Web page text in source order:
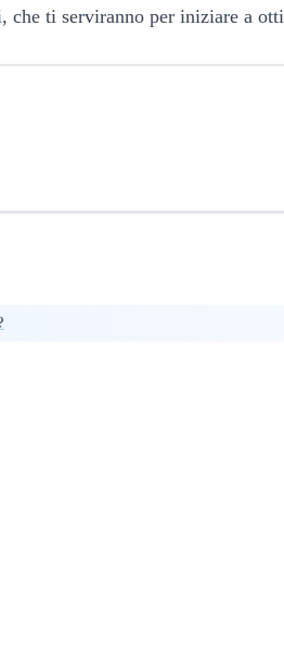
che ti serviranno per iniziare a